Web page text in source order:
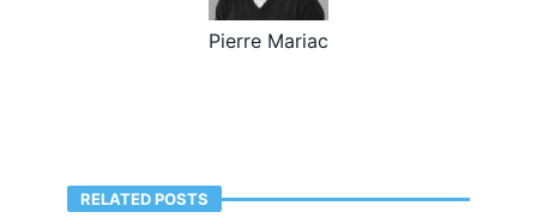
Pierre Mariac
RELATED POSTS